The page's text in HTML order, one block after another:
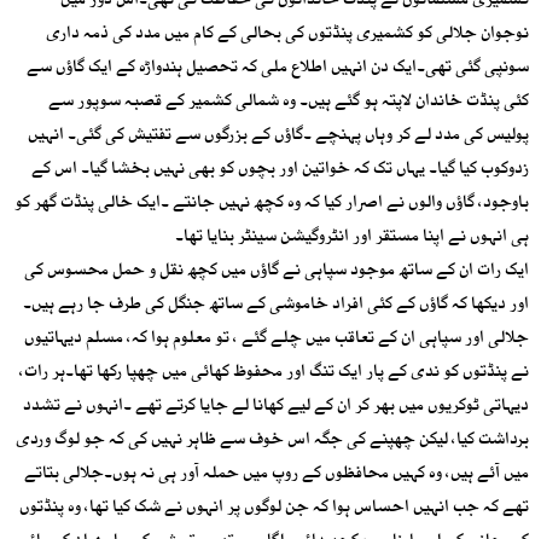
نوجوان جلالی کو کشمیری پنڈتوں کی بحالی کے کام میں مدد کی ذمہ داری
سونپی گئی تھی۔ایک دن انہیں اطلاع ملی کہ تحصیل ہندواڑہ کے ایک گاؤں سے
کئی پنڈت خاندان لاپتہ ہو گئے ہیں۔ وہ شمالی کشمیر کے قصبہ سوپور سے
پولیس کی مدد لے کر وہاں پہنچے ۔گاؤں کے بزرگوں سے تفتیش کی گئی۔ انہیں
زدوکوب کیا گیا۔ یہاں تک کہ خواتین اور بچوں کو بھی نہیں بخشا گیا۔ اس کے
باوجود، گاؤں والوں نے اصرار کیا کہ وہ کچھ نہیں جانتے ۔ایک خالی پنڈت گھر کو
ہی انہوں نے اپنا مستقر اور انٹروگیشن سینٹر بنایا تھا۔
ایک رات ان کے ساتھ موجود سپاہی نے گاؤں میں کچھ نقل و حمل محسوس کی
اور دیکھا کہ گاؤں کے کئی افراد خاموشی کے ساتھ جنگل کی طرف جا رہے ہیں۔
جلالی اور سپاہی ان کے تعاقب میں چلے گئے ، تو معلوم ہوا کہ، مسلم دیہاتیوں
نے پنڈتوں کو ندی کے پار ایک تنگ اور محفوظ کھائی میں چھپا رکھا تھا۔ہر رات،
دیہاتی ٹوکریوں میں بھر کر ان کے لیے کھانا لے جایا کرتے تھے ۔انہوں نے تشدد
برداشت کیا، لیکن چھپنے کی جگہ اس خوف سے ظاہر نہیں کی کہ جو لوگ وردی
میں آئے ہیں، وہ کہیں محافظوں کے روپ میں حملہ آور ہی نہ ہوں۔جلالی بتاتے
تھے کہ جب انہیں احساس ہوا کہ جن لوگوں پر انہوں نے شک کیا تھا، وہ پنڈتوں